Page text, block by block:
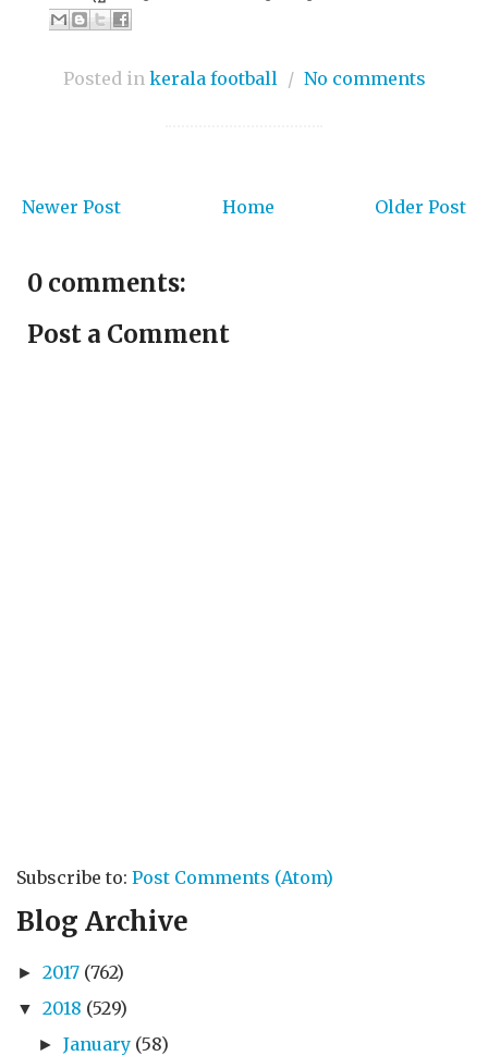
Posted in kerala football / No comments
Newer Post Older Post
Home
0 comments:
Post a Comment
Subscribe to: Post Comments (Atom)
Blog Archive
► 2017 (762)
▼ 2018 (529)
►January (58)